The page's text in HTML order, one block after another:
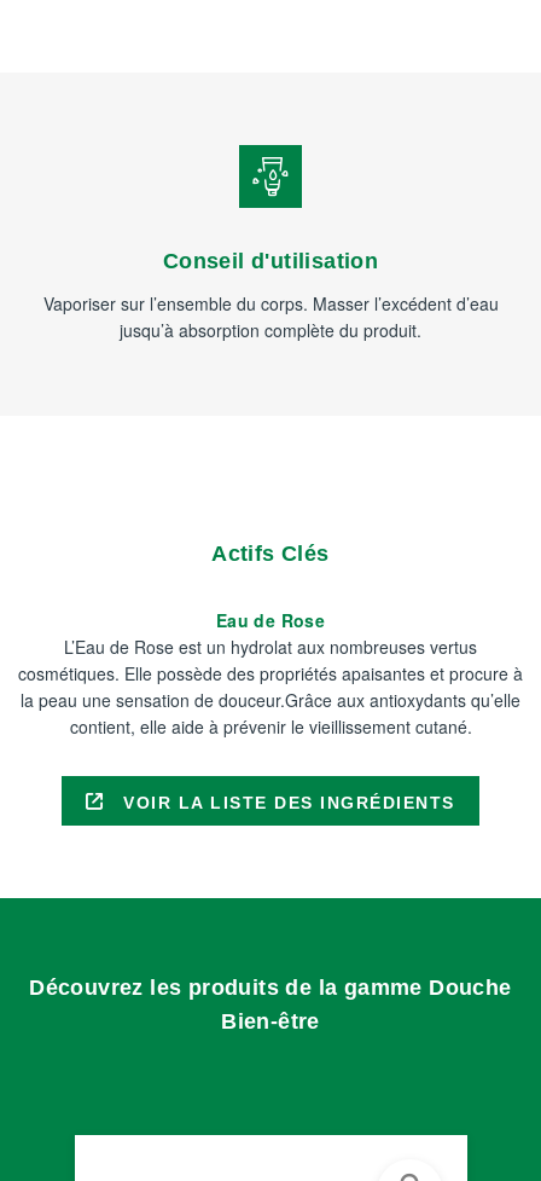
Conseil d'utilisation
Vaporiser sur l’ensemble du corps. Masser l’excédent d’eau
jusqu’à absorption complète du produit.
Actifs Clés
Eau de Rose
L’Eau de Rose est un hydrolat aux nombreuses vertus
cosmétiques. Elle possède des propriétés apaisantes et procure à
la peau une sensation de douceur.Grâce aux antioxydants qu’elle
contient, elle aide à prévenir le vieillissement cutané.
VOIR LA LISTE DES INGRÉDIENTS
Découvrez les produits de la gamme Douche
Bien-être